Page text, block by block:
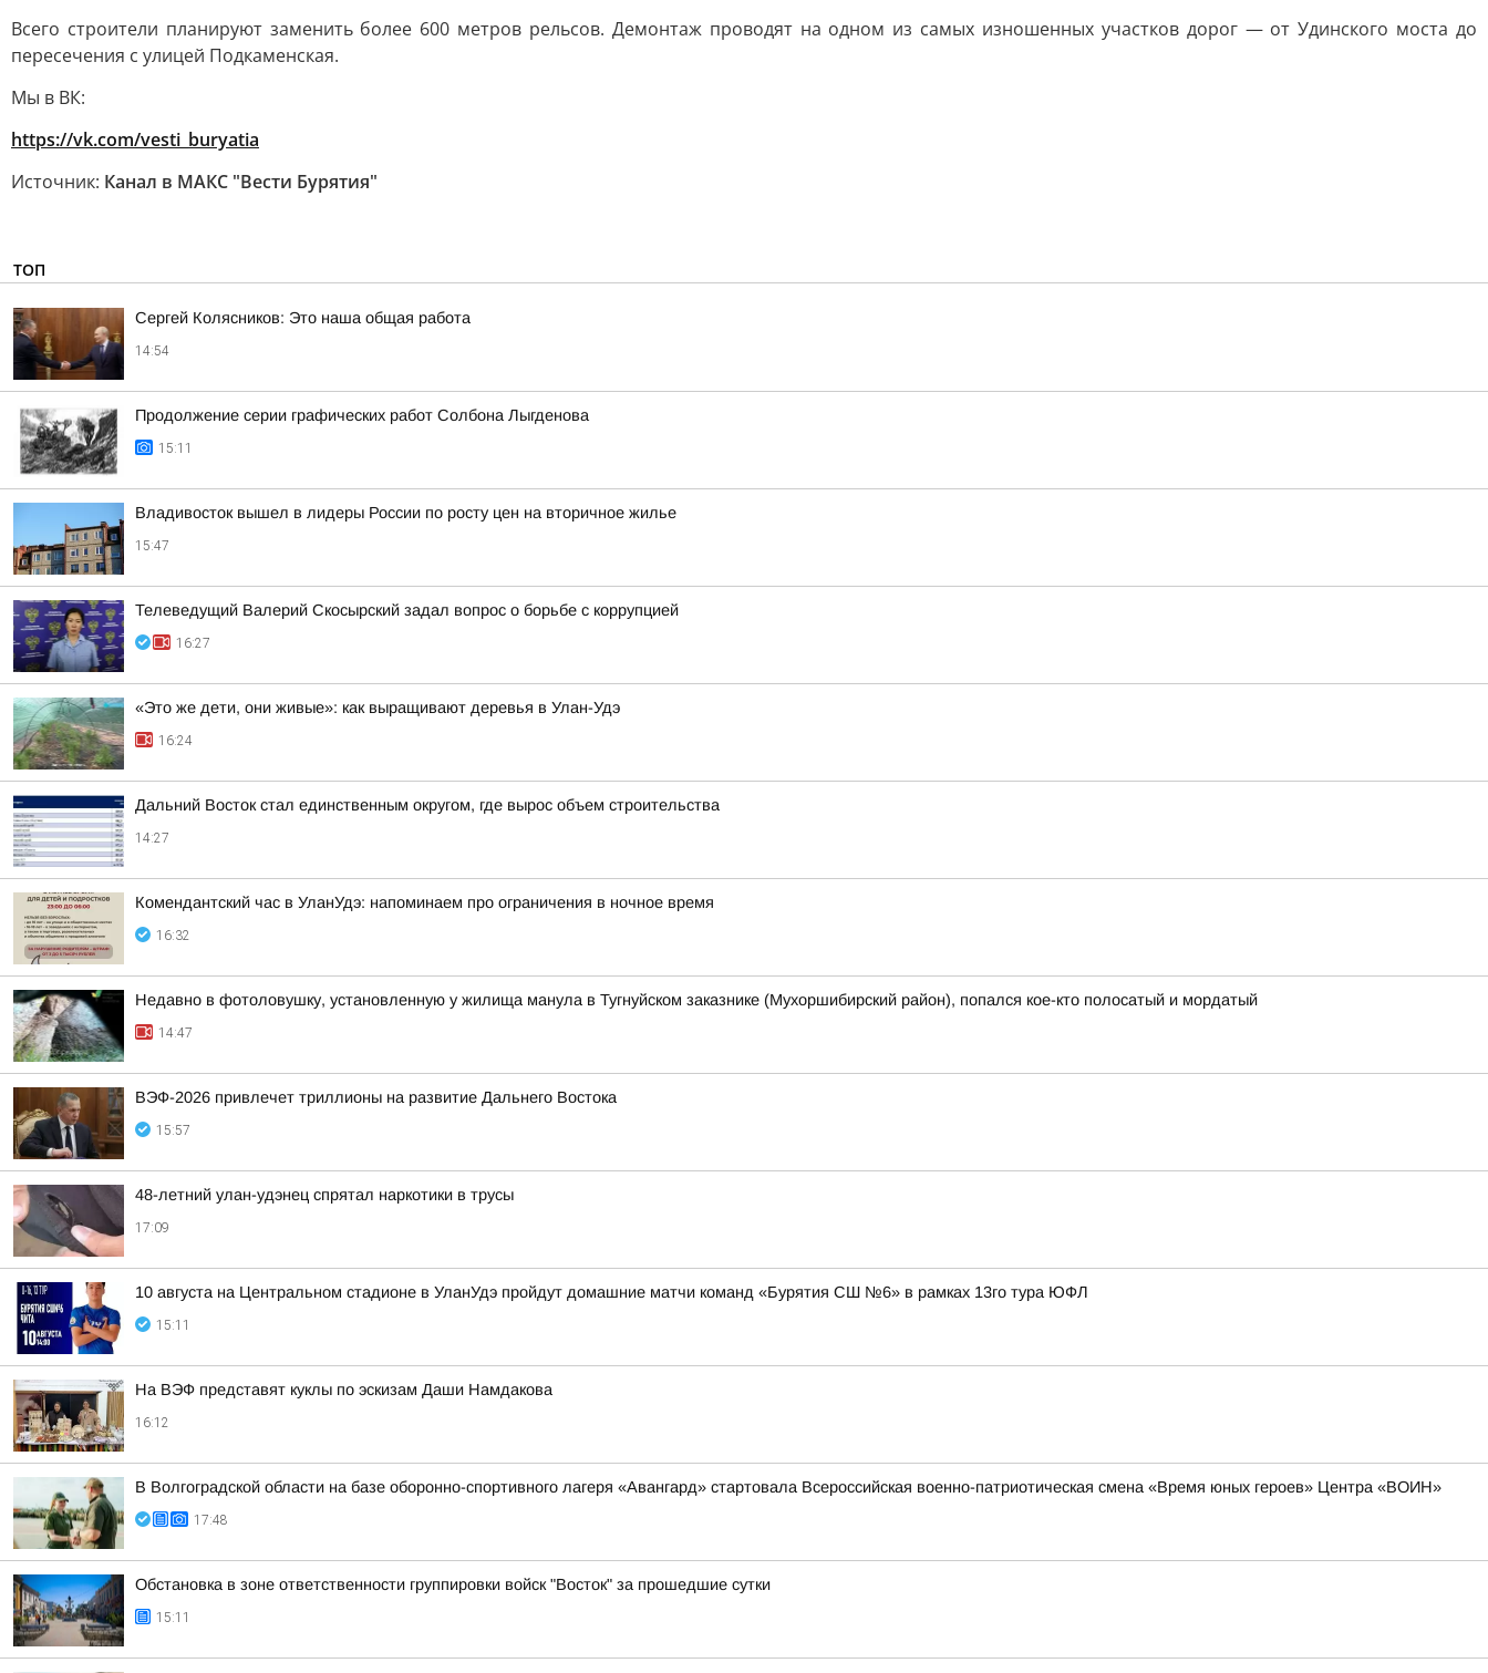
Всего строители планируют заменить более 600 метров рельсов. Демонтаж проводят на одном из самых изношенных участков дорог — от Удинского моста до
пересечения с улицей Подкаменская.
Мы в ВК:
https://vk.com/vesti_buryatia
Источник: Канал в МАКС "Вести Бурятия"
ТОП
Сергей Колясников: Это наша общая работа
14:54
Продолжение серии графических работ Солбона Лыгденова
15:11
Владивосток вышел в лидеры России по росту цен на вторичное жилье
15:47
Телеведущий Валерий Скосырский задал вопрос о борьбе с коррупцией
16:27
«Это же дети, они живые»: как выращивают деревья в Улан-Удэ
16:24
Дальний Восток стал единственным округом, где вырос объем строительства
14:27
Комендантский час в УланУдэ: напоминаем про ограничения в ночное время
16:32
Недавно в фотоловушку, установленную у жилища манула в Тугнуйском заказнике (Мухоршибирский район), попался кое-кто полосатый и мордатый
14:47
ВЭФ-2026 привлечет триллионы на развитие Дальнего Востока
15:57
48-летний улан-удэнец спрятал наркотики в трусы
17:09
10 августа на Центральном стадионе в УланУдэ пройдут домашние матчи команд «Бурятия СШ №6» в рамках 13го тура ЮФЛ
15:11
На ВЭФ представят куклы по эскизам Даши Намдакова
16:12
В Волгоградской области на базе оборонно-спортивного лагеря «Авангард» стартовала Всероссийская военно-патриотическая смена «Время юных героев» Центра «ВОИН»
17:48
Обстановка в зоне ответственности группировки войск "Восток" за прошедшие сутки
15:11